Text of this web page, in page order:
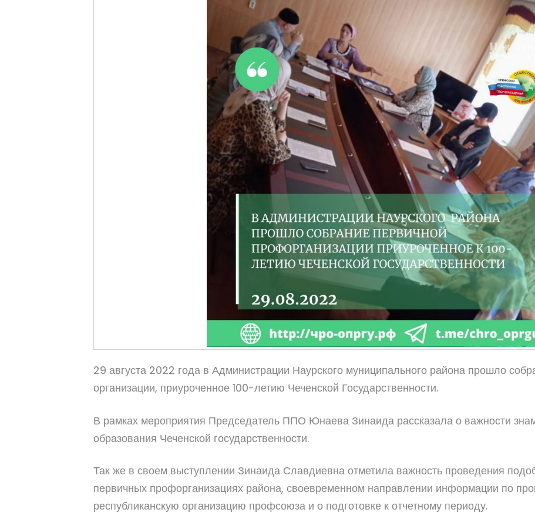
29 августа 2022 года в Администрации Наурского муниципального района прошло
организации, приуроченное 100-летию Чеченской Государственности.
В рамках мероприятия Председатель ППО Юнаева Зинаида рассказала о важности
образования Чеченской государственности.
Так же в своем выступлении Зинаида Славдиевна отметила важность проведения
первичных профорганизациях района, своевременном направлении информации по
республиканскую организацию профсоюза и о подготовке к отчетному периоду.